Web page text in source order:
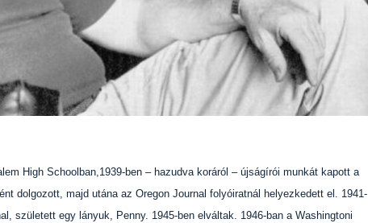
High Schoolban,1939-ben – hazudva koráról – újságírói munkát kapott a
dolgozott, majd utána az Oregon Journal folyóiratnál helyezkedett el. 1941-
született egy lányuk, Penny. 1945-ben elváltak. 1946-ban a Washingtoni